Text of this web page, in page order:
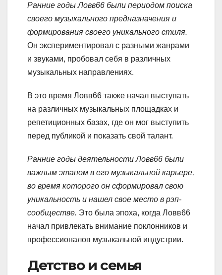
Ранние годы Ловв66 были периодом поиска
своего музыкального предназначения и
формирования своего уникального стиля.
Он экспериментировал с разными жанрами
и звуками, пробовал себя в различных
музыкальных направлениях.
В это время Ловв66 также начал выступать
на различных музыкальных площадках и
репетиционных базах, где он мог выступить
перед публикой и показать свой талант.
Ранние годы деятельности Ловв66 были
важным этапом в его музыкальной карьере,
во время которого он сформировал свою
уникальность и нашел свое место в рэп-
сообществе. Это была эпоха, когда Ловв66
начал привлекать внимание поклонников и
профессионалов музыкальной индустрии.
Детство и семья